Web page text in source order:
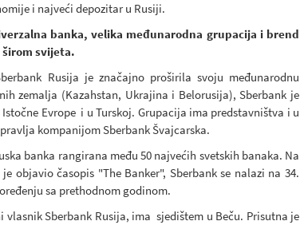
i najveći depozitar u Rusiji.
banka, velika međunarodna grupacija i brend
širom svijeta.
Rusija je značajno proširila svoju međunarodnu
zemalja (Kazahstan, Ukrajina i Belorusija), Sberbank je
Evrope i u Turskoj. Grupacija ima predstavništva i u
kompanijom Sberbank Švajcarska.
banka rangirana među 50 najvećih svetskih banaka. Na
objavio časopis "The Banker", Sberbank se nalazi na 34.
sa prethodnom godinom.
Sberbank Rusija, ima sjedištem u Beču. Prisutna je